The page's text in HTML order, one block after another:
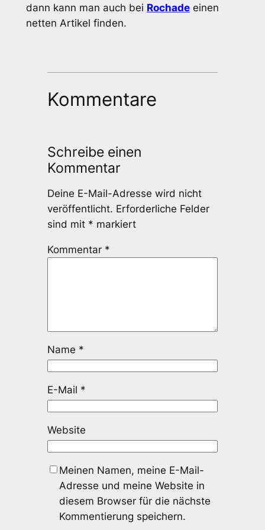
dann kann man auch bei Rochadeeinen
netten Artikel finden.
Kommentare
Schreibe einen
Kommentar
Deine E-Mail-Adresse wird nicht
veröffentlicht. Erforderliche Felder
sind mit * markiert
Kommentar *
Name *
E-Mail *
Website
Meinen Namen, meine E-Mail-
Adresse und meine Website in
diesem Browser für die nächste
Kommentierung speichern.